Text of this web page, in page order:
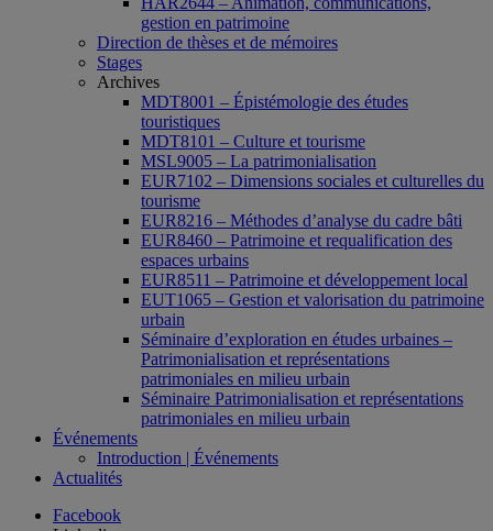
gestion en patrimoine
Direction de thèses et de mémoires
Stages
Archives
MDT8001 – Épistémologie des études
touristiques
MDT8101 – Culture et tourisme
MSL9005 – La patrimonialisation
EUR7102 – Dimensions sociales et culturelles du
tourisme
EUR8216 – Méthodes d’analyse du cadre bâti
EUR8460 – Patrimoine et requalification des
espaces urbains
EUR8511 – Patrimoine et développement local
EUT1065 – Gestion et valorisation du patrimoine
urbain
Séminaire d’exploration en études urbaines –
Patrimonialisation et représentations
patrimoniales en milieu urbain
Séminaire Patrimonialisation et représentations
patrimoniales en milieu urbain
Événements
Introduction | Événements
Actualités
Facebook